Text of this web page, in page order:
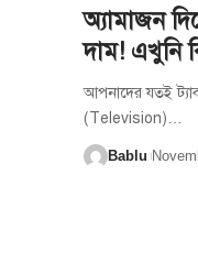
অ্যামাজন
দাম! এখুনি
আপনাদের যতই
(Television)…
Bablu